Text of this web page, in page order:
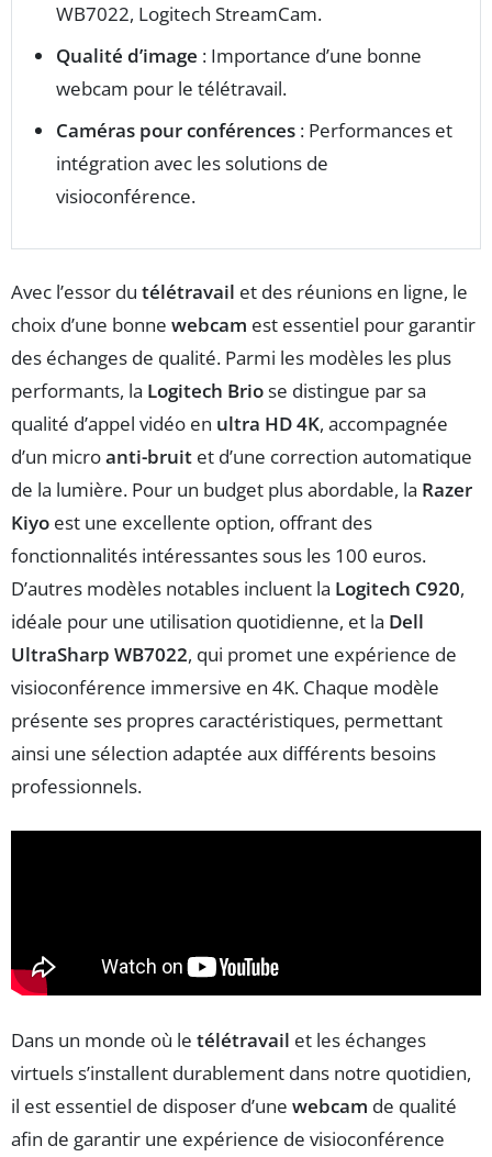
WB7022, Logitech StreamCam.
Qualité d’image : Importance d’une bonne
webcam pour le télétravail.
Caméras pour conférences : Performances et
intégration avec les solutions de
visioconférence.
Avec l’essor du télétravail et des réunions en ligne, le
choix d’une bonne webcam est essentiel pour garantir
des échanges de qualité. Parmi les modèles les plus
performants, la Logitech Briose distingue par sa
qualité d’appel vidéo en ultra HD 4K, accompagnée
d’un microanti-bruit et d’une correction automatique
de la lumière. Pour un budget plus abordable, la Razer
Kiyo est une excellente option, offrant des
fonctionnalités intéressantes sous les 100 euros.
D’autres modèles notables incluent la Logitech C920,
idéale pour une utilisation quotidienne, et la Dell
UltraSharp WB7022, qui promet une expérience de
visioconférence immersive en 4K. Chaque modèle
présente ses propres caractéristiques, permettant
ainsi une sélection adaptée aux différents besoins
professionnels.
Dans un monde où le télétravail et les échanges
virtuels s’installent durablement dans notre quotidien,
il est essentiel de disposer d’une webcam de qualité
afin de garantir une expérience de visioconférence